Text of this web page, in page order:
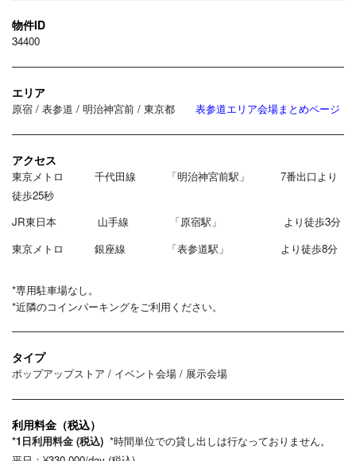
物件ID
34400
エリア
原宿 / 表参道 / 明治神宮前 / 東京都 表参道エリア会場まとめページ
アクセス
東京メトロ 千代田線 「明治神宮前駅」 7番出口 より
徒歩25秒
JR東日本 山手線 「原宿駅」 より徒歩3分
東京メトロ 銀座線 「表参道駅」 より徒歩8分
*専用駐車場なし。
*近隣のコインパーキングをご利用ください。
タイプ
ポップアップストア / イベント会場 / 展示会場
利用料金（税込）
*1日利用料金 (税込) *時間単位での貸し出しは行なっておりません。